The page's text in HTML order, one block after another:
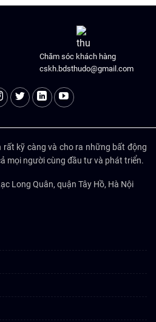
Chăm sóc khách hàng
cskh.bdsthudo@gmail.com
kỹ càng và cho ra những bất động
mọi người cùng đầu tư và phát triển.
Long Quân, quận Tây Hồ, Hà Nội